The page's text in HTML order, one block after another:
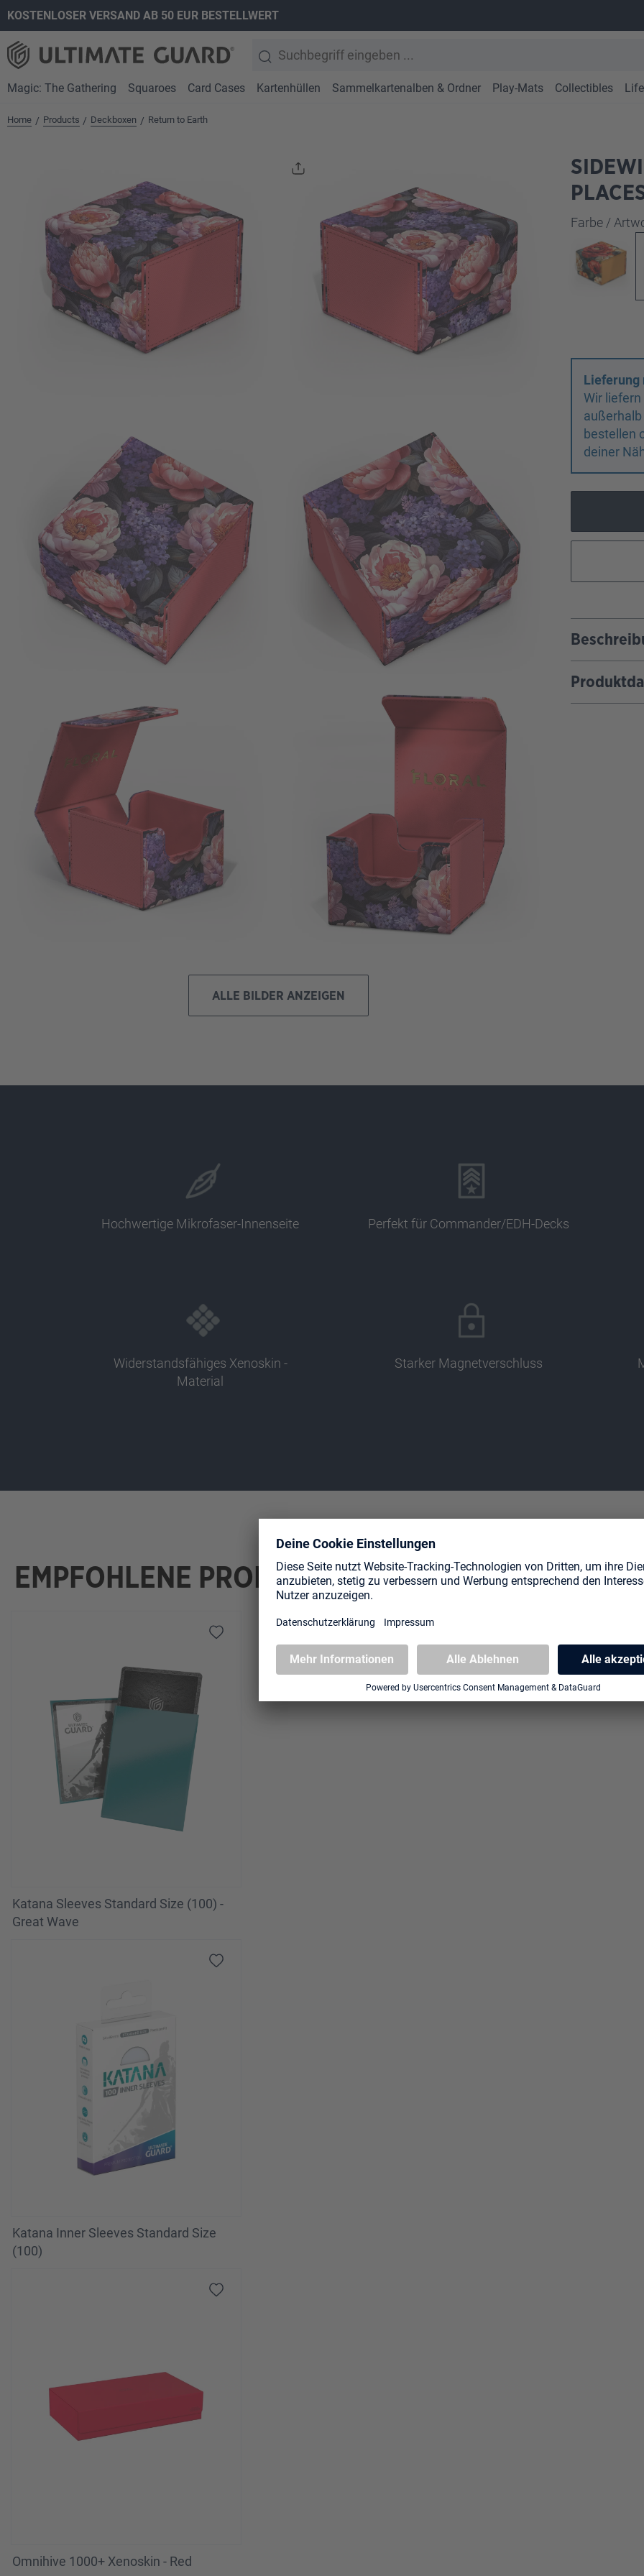
Zur Hauptnavigation springen
KOSTENLOSER VERSAND AB 50 EUR BESTELLWERT
Magic: The Gathering Squaroes Card Cases Kartenhüllen Sammelkartenalben & Ordner Play-Mats Collectibles
Home / Products / Deckboxen / Return to Earth
ALLE BILDER ANZEIGEN
Farbe /
Lieferung
Wir
bestellen
deiner
Hochwertige Mikrofaser-Innenseite Perfekt für Commander/EDH-Decks
Widerstandsfähiges Xenoskin -
Material
Starker Magnetverschluss
EMPFOHLENE PRODUKTE
Katana Sleeves Standard Size (100) -
Great Wave
Katana Inner Sleeves Standard Size
(100)
Omnihive 1000+ Xenoskin - Red